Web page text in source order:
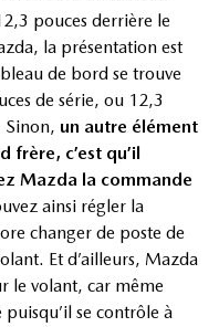
pouces derrière le
la présentation est
de bord se trouve
de série, ou 12,3
Sinon, un autre élément
frère, c’est qu’il
Mazda la commande
ainsi régler la
changer de poste de
Et d’ailleurs, Mazda
le volant, car même
puisqu’il se contrôle à